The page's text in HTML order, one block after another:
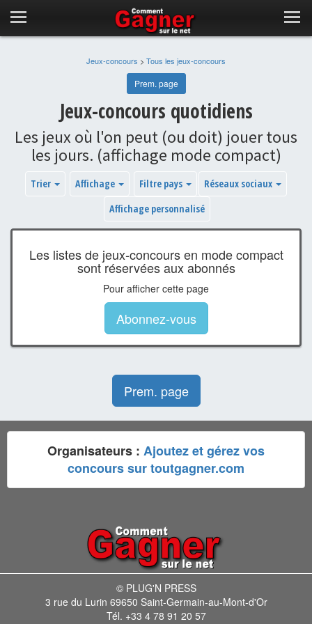
Jeux-concours > Tous les jeux-concours
Prem. page
Jeux-concours quotidiens
Les jeux où l'on peut (ou doit) jouer tous
les jours. (affichage mode compact)
Trier Affichage Filtre pays
Réseaux sociaux
Affichage personnalisé
Les listes de jeux-concours en mode compact
sont réservées aux abonnés
Pour afficher cette page
Abonnez-vous
Prem. page
Organisateurs : Ajoutez et gérez vos
concours sur toutgagner.com
© PLUG'N PRESS
3 rue du Lurin 69650 Saint-Germain-au-Mont-d'Or
Tél. +33 4 78 91 20 57